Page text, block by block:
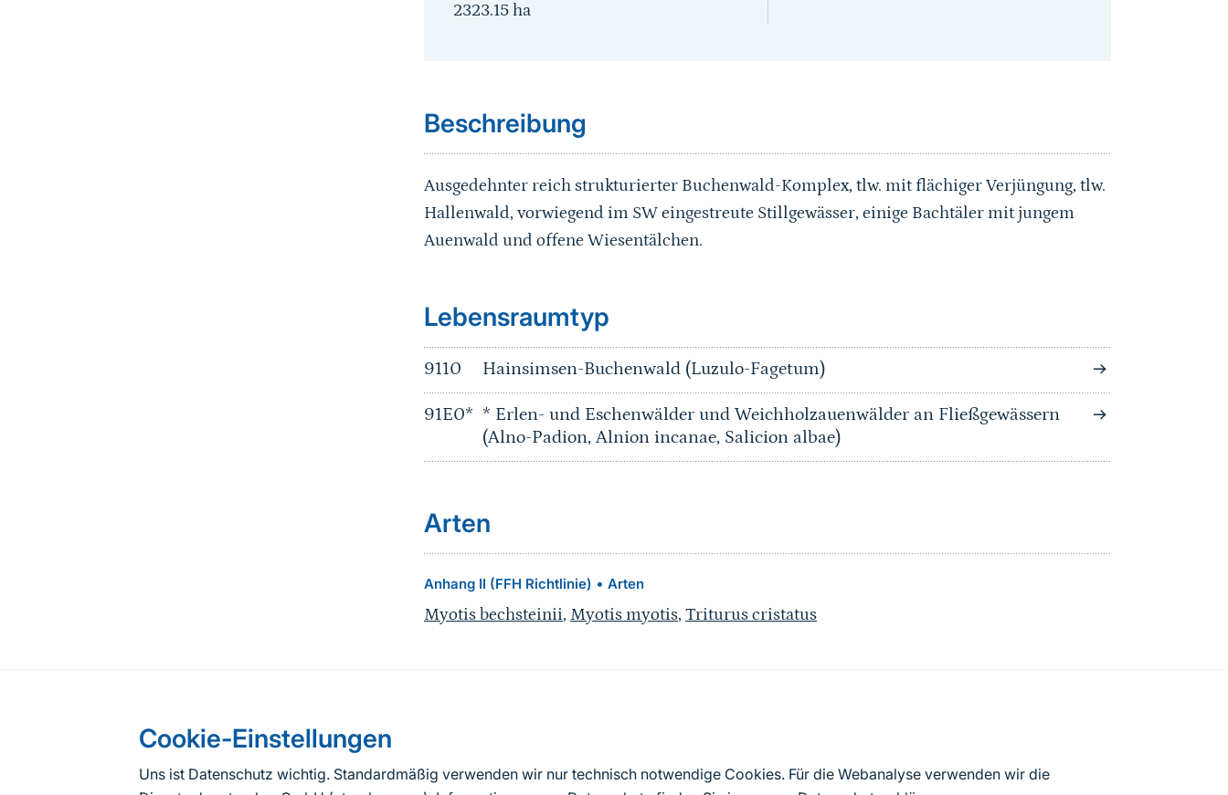
Cookie-Einstellungen
Uns ist Datenschutz wichtig. Standardmäßig verwenden wir nur technisch notwendige Cookies. Für die Webanalyse verwenden wir die
2323.15ha
Beschreibung
Ausgedehnter reich strukturierter Buchenwald-Komplex, tlw. mit flächiger Verjüngung, tlw.
Hallenwald, vorwiegend im SW eingestreute Stillgewässer, einige Bachtäler mit jungem
Auenwald und offene Wiesentälchen.
Sprungmarke
Lebensraumtyp
9110 Hainsimsen-Buchenwald (Luzulo-Fagetum)
91E0* * Erlen- und Eschenwälder und Weichholzauenwälder an Fließgewässern
(Alno-Padion, Alnion incanae, Salicion albae)
Arten
Anhang II (FFH Richtlinie) • Arten
Myotis bechsteinii, Myotis myotis, Triturus cristatus
Nach Angaben der an die EU übermittelten Standarddatenbögen Deutschlands (Stand: